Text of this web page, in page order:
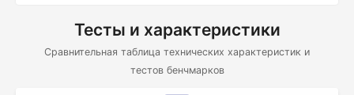
Тесты и характеристики
Сравнительная таблица технических характеристик и
тестов бенчмарков